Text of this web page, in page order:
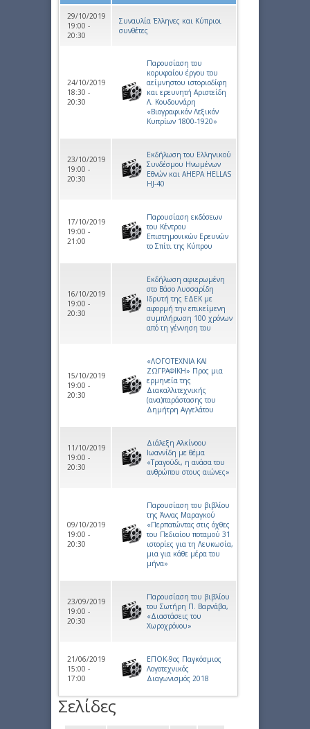
29/10/2019
19:00 -
20:30
Συναυλία Έλληνες και Κύπριοι
συνθέτες
24/10/2019
18:30 -
20:30
Παρουσίαση του
κορυφαίου έργου του
αείμνηστου ιστοριοδίφη
και ερευνητή Αριστείδη
Λ. Κουδουνάρη
«Βιογραφικόν Λεξικόν
Κυπρίων 1800-1920»
23/10/2019
19:00 -
20:30
Εκδήλωση του Ελληνικού
Συνδέσμου Ηνωμένων
Εθνών και AHEPA HELLAS
HJ-40
17/10/2019
19:00 -
21:00
Παρουσίαση εκδόσεων
του Κέντρου
Επιστημονικών Ερευνών
το Σπίτι της Κύπρου
16/10/2019
19:00 -
20:30
Εκδήλωση αφιερωμένη
στο Βάσο Λυσσαρίδη
Ιδρυτή της ΕΔΕΚ με
αφορμή την επικείμενη
συμπλήρωση 100 χρόνων
από τη γέννηση του
15/10/2019
19:00 -
20:30
«ΛΟΓΟΤΕΧΝΙΑ ΚΑΙ
ΖΩΓΡΑΦΙΚΗ» Προς μια
ερμηνεία της
Διακαλλιτεχνικής
(ανα)παράστασης του
Δημήτρη Αγγελάτου
11/10/2019
19:00 -
20:30
Διάλεξη Αλκίνοου
Ιωαννίδη με θέμα
«Τραγούδι, η ανάσα του
ανθρώπου στους αιώνες»
09/10/2019
19:00 -
20:30
Παρουσίαση του βιβλίου
της Άννας Μαραγκού
«Περπατώντας στις όχθες
του Πεδιαίου ποταμού 31
ιστορίες για τη Λευκωσία,
μια για κάθε μέρα του
μήνα»
23/09/2019
19:00 -
20:30
Παρουσίαση του βιβλίου
του Σωτήρη Π. Βαρνάβα,
«Διαστάσεις του
Χωροχρόνου»
21/06/2019
15:00 -
17:00
ΕΠΟΚ-9ος Παγκόσμιος
Λογοτεχνικός
Διαγωνισμός 2018
Σελίδες